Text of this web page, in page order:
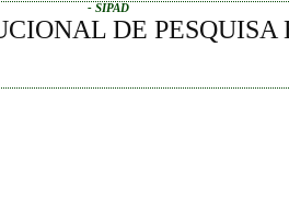
- SIPAD
DE PESQUISA